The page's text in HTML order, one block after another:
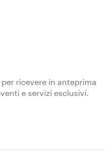
ricevere in anteprima
e servizi esclusivi.